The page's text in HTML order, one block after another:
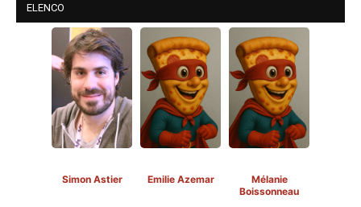
ELENCO
Simon Astier Emilie Azemar
Mélanie
Boissonneau